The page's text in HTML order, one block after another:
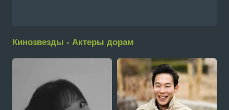
Кинозвезды - Актеры дорам